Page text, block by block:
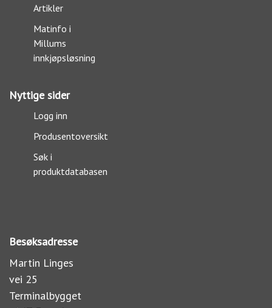
Artikler
Matinfo i
Millums
innkjøpsløsning
Nyttige sider
Logg inn
Produsentoversikt
Søk i
produktdatabasen
Besøksadresse
Martin Linges
vei 25
Terminalbygget